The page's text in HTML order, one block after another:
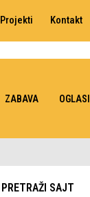
Projekti Kontakt
ZABAVA OGLASI
PRETRAŽI SAJT